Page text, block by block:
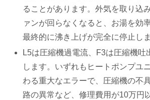
ることがあります。外気を取り込
ァンが回らなくなると、お湯を効
最終的に沸き上げが完全に停止しま
L5は圧縮機過電流、F3は圧縮機吐
します。いずれもヒートポンプユ
わる重大なエラーで、圧縮機の不
路の異常など、修理費用が10万円